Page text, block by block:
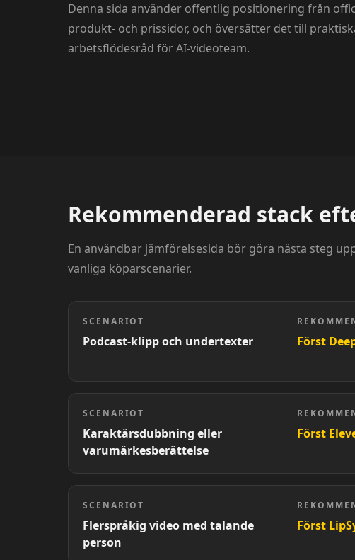
Denna sida använder offentlig positionering från
produkt- och prissidor, och översätter det till
arbetsflödesråd för AI-videoteam.
Rekommenderad stack
En användbar jämförelsesida bör göra nästa steg
vanliga köparscenarier.
SCENARIOT
Podcast-klipp och undertexter Först
SCENARIOT
Karaktärsdubbning eller
varumärkesberättelse
Först
SCENARIOT
Flerspråkig video med talande
person
Först